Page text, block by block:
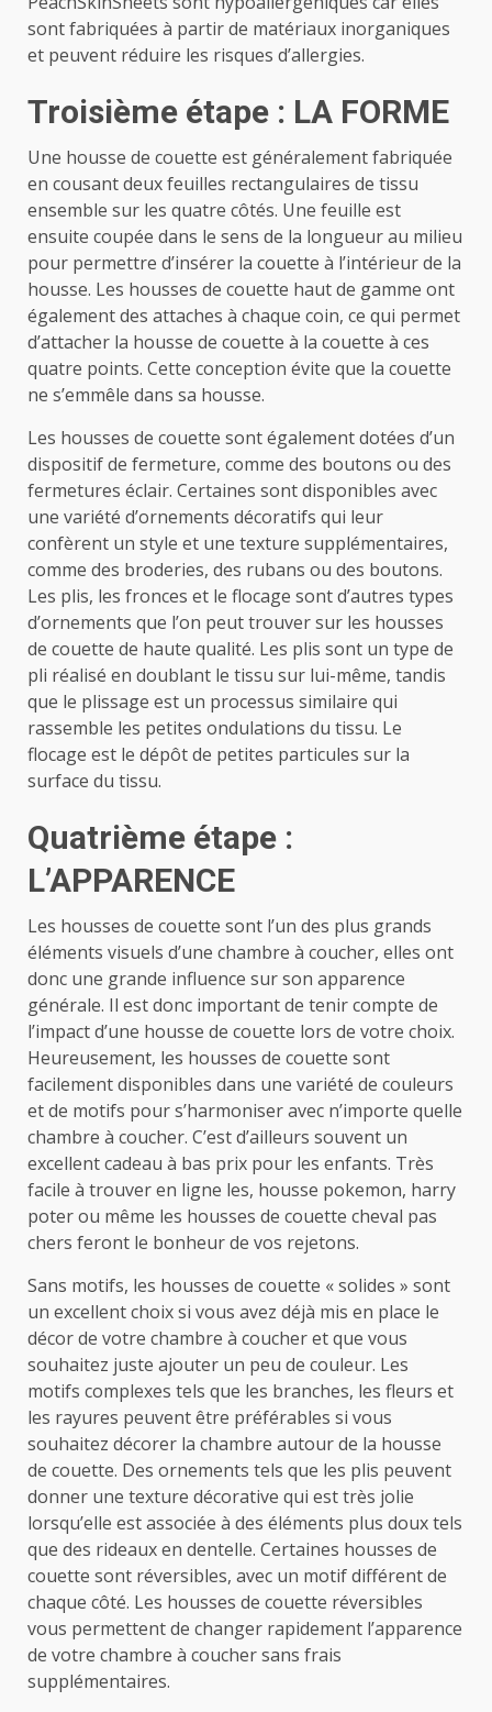
sont fabriquées à partir de matériaux inorganiques
et peuvent réduire les risques d’allergies.
Troisième étape : LA FORME
Une housse de couette est généralement fabriquée
en cousant deux feuilles rectangulaires de tissu
ensemble sur les quatre côtés. Une feuille est
ensuite coupée dans le sens de la longueur au milieu
pour permettre d’insérer la couette à l’intérieur de la
housse. Les housses de couette haut de gamme ont
également des attaches à chaque coin, ce qui permet
d’attacher la housse de couette à la couette à ces
quatre points. Cette conception évite que la couette
ne s’emmêle dans sa housse.
Les housses de couette sont également dotées d’un
dispositif de fermeture, comme des boutons ou des
fermetures éclair. Certaines sont disponibles avec
une variété d’ornements décoratifs qui leur
confèrent un style et une texture supplémentaires,
comme des broderies, des rubans ou des boutons.
Les plis, les fronces et le flocage sont d’autres types
d’ornements que l’on peut trouver sur les housses
de couette de haute qualité. Les plis sont un type de
pli réalisé en doublant le tissu sur lui-même, tandis
que le plissage est un processus similaire qui
rassemble les petites ondulations du tissu. Le
flocage est le dépôt de petites particules sur la
surface du tissu.
Quatrième étape :
L’APPARENCE
Les housses de couette sont l’un des plus grands
éléments visuels d’une chambre à coucher, elles ont
donc une grande influence sur son apparence
générale. Il est donc important de tenir compte de
l’impact d’une housse de couette lors de votre choix.
Heureusement, les housses de couette sont
facilement disponibles dans une variété de couleurs
et de motifs pour s’harmoniser avec n’importe quelle
chambre à coucher. C’est d’ailleurs souvent un
excellent cadeau à bas prix pour les enfants. Très
facile à trouver en ligne les, housse pokemon, harry
poter ou même les housses de couette cheval pas
chers feront le bonheur de vos rejetons.
Sans motifs, les housses de couette « solides » sont
un excellent choix si vous avez déjà mis en place le
décor de votre chambre à coucher et que vous
souhaitez juste ajouter un peu de couleur. Les
motifs complexes tels que les branches, les fleurs et
les rayures peuvent être préférables si vous
souhaitez décorer la chambre autour de la housse
de couette. Des ornements tels que les plis peuvent
donner une texture décorative qui est très jolie
lorsqu’elle est associée à des éléments plus doux tels
que des rideaux en dentelle. Certaines housses de
couette sont réversibles, avec un motif différent de
chaque côté. Les housses de couette réversibles
vous permettent de changer rapidement l’apparence
de votre chambre à coucher sans frais
supplémentaires.